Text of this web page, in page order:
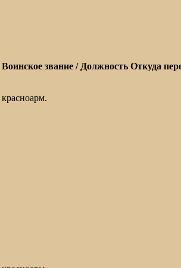
Воинское звание / Должность Откуда
красноарм.